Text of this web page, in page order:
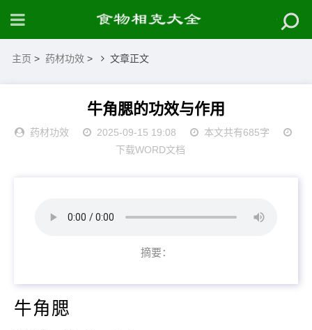
主页 > 药材功效 > 文章正文
牛角腮的功效与作用
药材功效 2025-09-15 19:08
本文共有685字
下载WORD文档
摘要：
牛角腮